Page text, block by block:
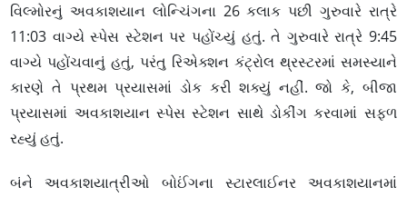
વિલ્મોરનું અવકાશયાન લોન્ચિંગના 26 કલાક પછી ગુરુવારે રાત્રે
11:03 વાગ્યે સ્પેસ સ્ટેશન પર પહોંચ્યું હતું. તે ગુરુવારે રાત્રે 9:45
વાગ્યે પહોંચવાનું હતું, પરંતુ રિએક્શન કંટ્રોલ થ્રસ્ટરમાં સમસ્યાને
કારણે તે પ્રથમ પ્રયાસમાં ડોક કરી શક્યું નહીં. જો કે, બીજા
પ્રયાસમાં અવકાશયાન સ્પેસ સ્ટેશન સાથે ડોકીંગ કરવામાં સફળ
રહ્યું હતું.
બંને અવકાશયાત્રીઓ બોઈંગના સ્ટારલાઈનર અવકાશયાનમાં